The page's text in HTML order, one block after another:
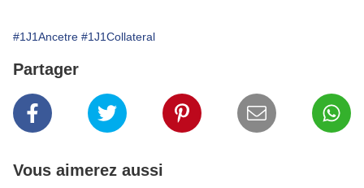
#1J1Ancetre #1J1Collateral
Partager
Vous aimerez aussi